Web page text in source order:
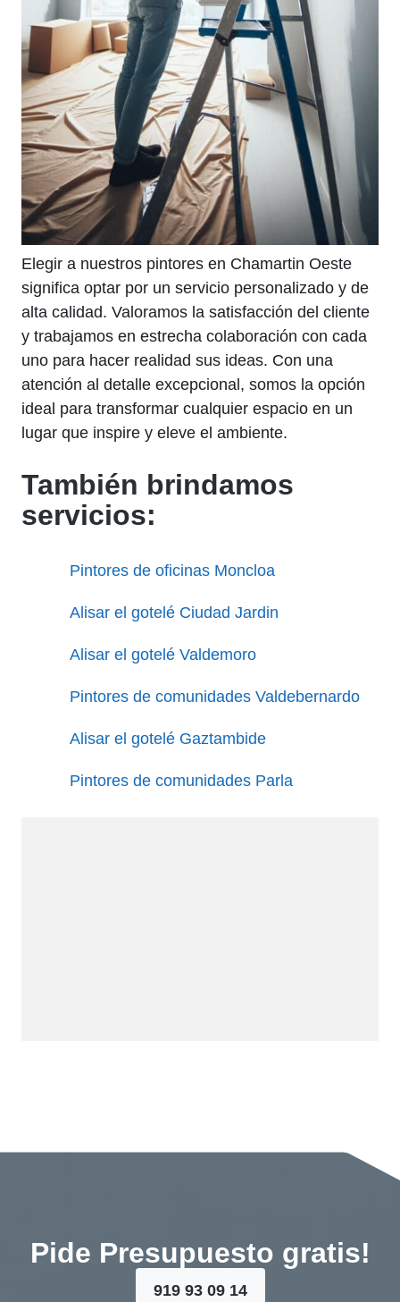
Elegir a nuestros pintores en Chamartin Oeste
significa optar por un servicio personalizado y de
alta calidad. Valoramos la satisfacción del cliente
y trabajamos en estrecha colaboración con cada
uno para hacer realidad sus ideas. Con una
atención al detalle excepcional, somos la opción
ideal para transformar cualquier espacio en un
lugar que inspire y eleve el ambiente.
También brindamos
servicios:
Pintores de oficinas Moncloa
Alisar el gotelé Ciudad Jardin
Alisar el gotelé Valdemoro
Pintores de comunidades Valdebernardo
Alisar el gotelé Gaztambide
Pintores de comunidades Parla
Pide Presupuesto gratis!
919 93 09 14